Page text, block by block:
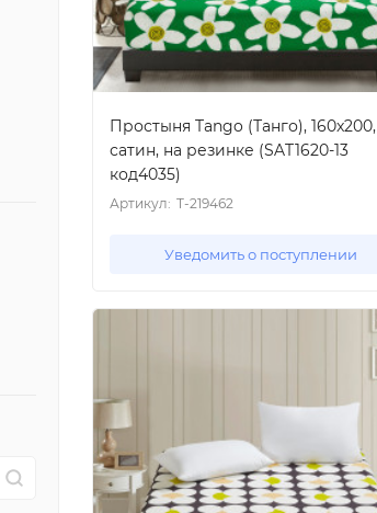
Простыня Tango (Танго), 160x200,
сатин, на резинке (SAT1620-13
код4035)
Артикул: T-219462
Уведомить о поступлении